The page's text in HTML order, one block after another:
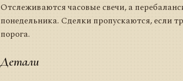
Отслеживаются часовые свечи, а
понедельника. Сделки пропускаются, если
порога.
Детали